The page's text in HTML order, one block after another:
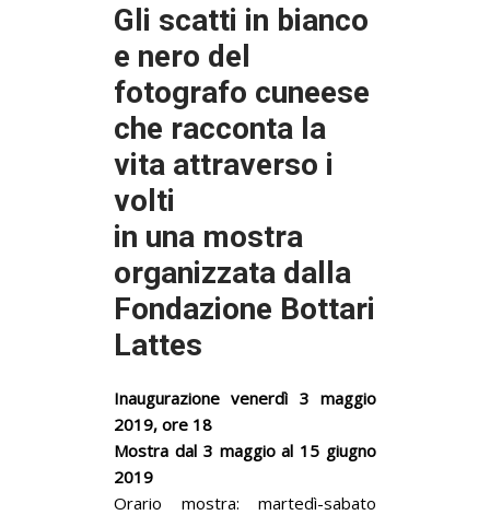
Gli scatti in bianco
e nero del
fotografo cuneese
che racconta la
vita attraverso i
volti
in una mostra
organizzata dalla
Fondazione Bottari
Lattes
Inaugurazione venerdì 3 maggio
2019, ore 18
Mostra dal 3 maggio al 15 giugno
2019
Orario mostra: martedì-sabato